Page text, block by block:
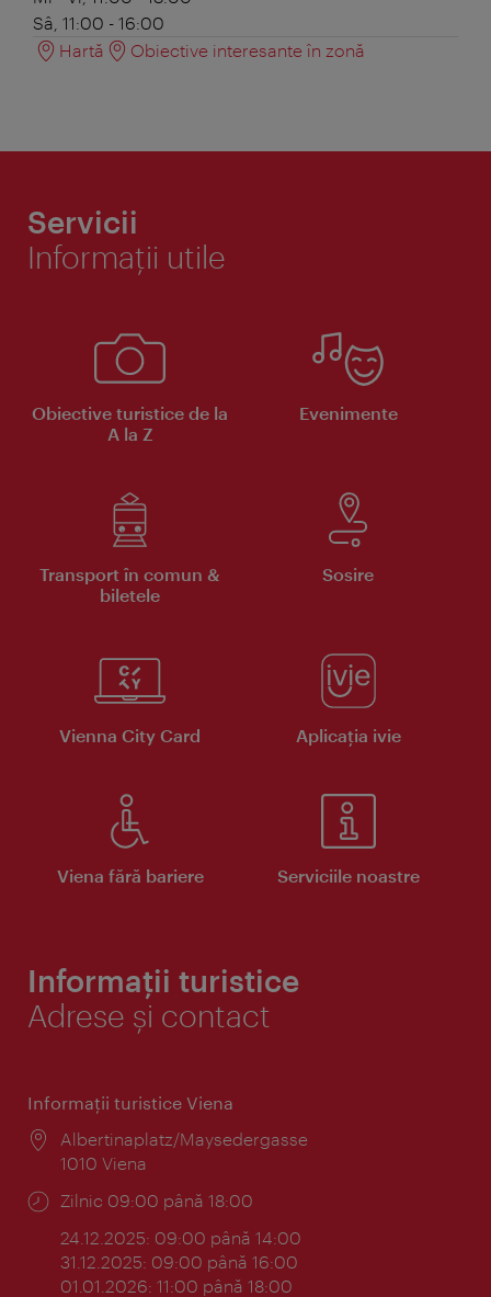
Sâ, 11:00 - 16:00
Hartă
Obiective interesante în zonă
Servicii
Informaţii utile
Obiective turistice de la
A la Z
Evenimente
Transport în comun &
biletele
Sosire
Vienna City Card Aplicaţia ivie
Viena fără bariere Serviciile noastre
Informații turistice
Adrese și contact
Informaţii turistice Viena
Locul:
Albertinaplatz/Maysedergasse
1010 Viena
Program:
Zilnic 09:00 până 18:00
24.12.2025: 09:00 până 14:00
31.12.2025: 09:00 până 16:00
01.01.2026: 11:00 până 18:00